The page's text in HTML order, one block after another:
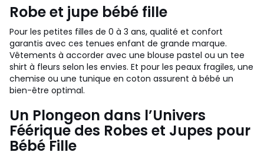
Robe et jupe bébé fille
Pour les petites filles de 0 à 3 ans, qualité et confort
garantis avec ces tenues enfant de grande marque.
Vêtements à accorder avec une blouse pastel ou un tee
shirt à fleurs selon les envies. Et pour les peaux fragiles, une
chemise ou une tunique en coton assurent à bébé un
bien-être optimal.
Un Plongeon dans l’Univers
Féérique des Robes et Jupes pour
Bébé Fille